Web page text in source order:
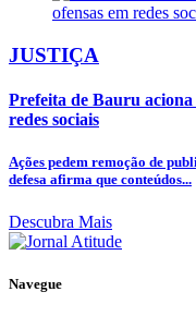
JUSTIÇA
Prefeita de Bauru aciona
redes sociais
Ações pedem remoção de
defesa afirma que conteúdos...
Descubra Mais
Navegue